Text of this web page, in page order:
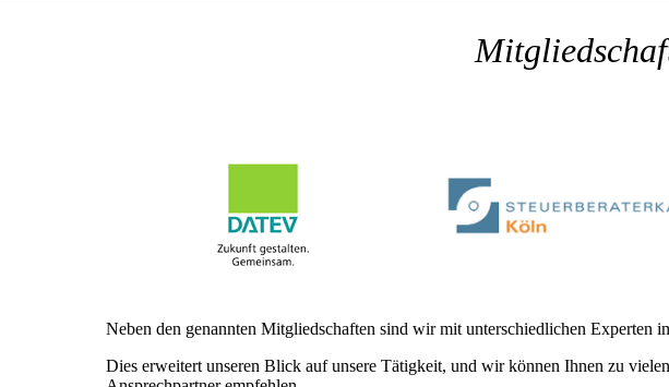
Neben den genannten Mitgliedschaften sind wir mit unterschiedlichen Experten
Dies erweitert unseren Blick auf unsere Tätigkeit, und wir können Ihnen zu